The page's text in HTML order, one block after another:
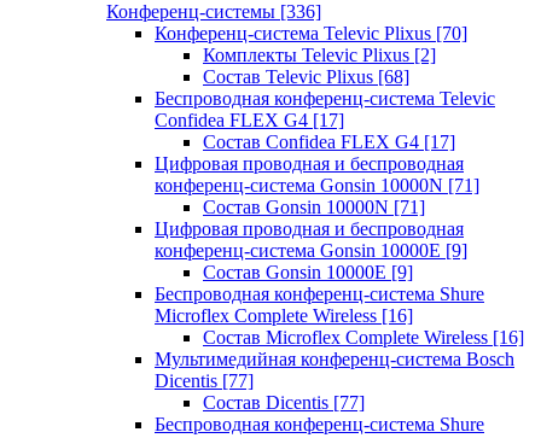
Конференц-системы [336]
Конференц-система Televic Plixus [70]
Комплекты Televic Plixus [2]
Состав Televic Plixus [68]
Беспроводная конференц-система Televic
Confidea FLEX G4 [17]
Состав Confidea FLEX G4 [17]
Цифровая проводная и беспроводная
конференц-система Gonsin 10000N [71]
Состав Gonsin 10000N [71]
Цифровая проводная и беспроводная
конференц-система Gonsin 10000E [9]
Состав Gonsin 10000E [9]
Беспроводная конференц-система Shure
Microflex Complete Wireless [16]
Состав Microflex Complete Wireless [16]
Мультимедийная конференц-система Bosch
Dicentis [77]
Состав Dicentis [77]
Беспроводная конференц-система Shure